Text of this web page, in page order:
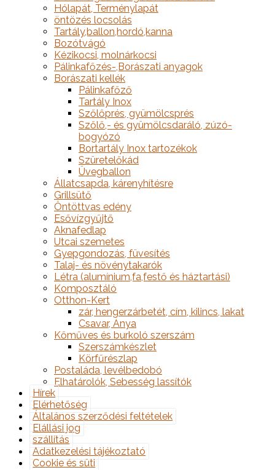
Hólapát, Terménylapát
öntözés locsolás
Tartály,ballon,hordó,kanna
Bozótvágó
Kézikocsi, molnárkocsi
Pálinkafőzés-,Borászati anyagok
Borászati kellék
Pálinkafőző
Tartály Inox
Szőlőprés, gyümölcsprés
Szőlő,- és gyümölcsdaráló, zúzó-
bogyózó
Bortartály Inox tartozékok
Szüretelőkád
Üvegballon
Állatcsapda, kárenyhítésre
Grillsütő
Öntöttvas edény
Esővízgyűjtő
Aknafedlap
Utcai szemetes
Gyepgondozás, füvesítés
Talaj- és növénytakarók
Létra (alumínium,fa,festő és háztartási)
Komposztáló
Otthon-Kert
zár, hengerzárbetét, cím, kilincs, lakat
Csavar, Anya
Kőműves és burkoló szerszám
Szerszámkészlet
Körfűrészlap
Postaláda, levélbedobó
Elhatárolók, Sebesség lassítók
Hírek
Elérhetőség
Általános szerződési feltételek
Elállási jog
szállítás
Adatkezelési tájékoztató
Cookie és süti